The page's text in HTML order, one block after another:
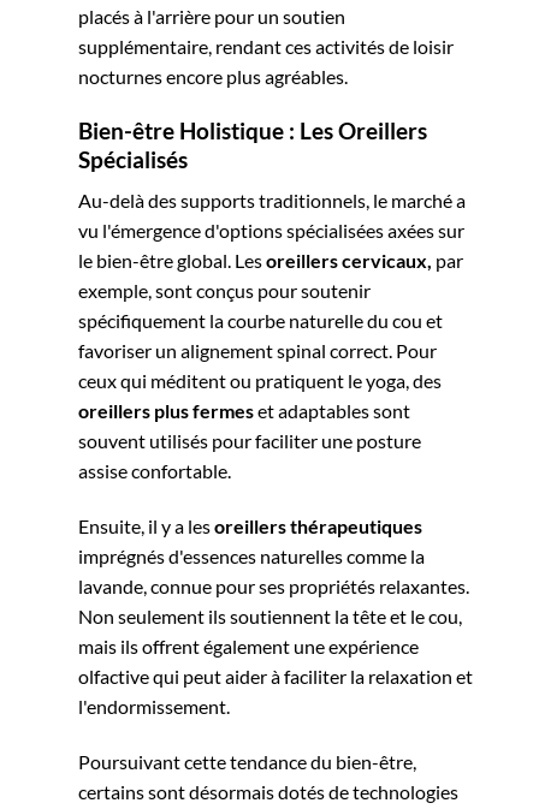
placés à l'arrière pour un soutien
supplémentaire, rendant ces activités de loisir
nocturnes encore plus agréables.
Bien-être Holistique : Les Oreillers
Spécialisés
Au-delà des supports traditionnels, le marché a
vu l'émergence d'options spécialisées axées sur
le bien-être global. Lesoreillers cervicaux, par
exemple, sont conçus pour soutenir
spécifiquement la courbe naturelle du cou et
favoriser un alignement spinal correct. Pour
ceux qui méditent ou pratiquent le yoga, des
oreillers plus fermeset adaptables sont
souvent utilisés pour faciliter une posture
assise confortable.
Ensuite, il y a lesoreillers thérapeutiques
imprégnés d'essences naturelles comme la
lavande, connue pour ses propriétés relaxantes.
Non seulement ils soutiennent la tête et le cou,
mais ils offrent également une expérience
olfactive qui peut aider à faciliter la relaxation et
l'endormissement.
Poursuivant cette tendance du bien-être,
certains sont désormais dotés de technologies